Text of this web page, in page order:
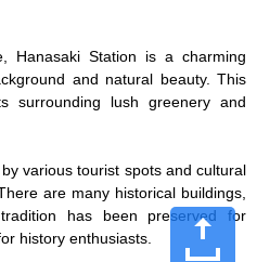
Hanasaki Station is a charming
and natural beauty. This
surrounding lush greenery and
various tourist spots and cultural
are many historical buildings,
has been preserved for
history enthusiasts.